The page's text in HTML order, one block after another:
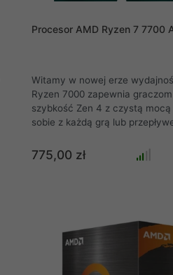
Procesor AMD Ryzen 7 7700
Witamy w nowej erze
Ryzen 7000 zapewnia
szybkość Zen 4 z czystą mocą
sobie z każdą grą lub
zaawansowany na świecie
komputerów PC dla graczy i
minimalnie niższe taktowanie
ale cechuje się przy tym
współczynnikiem TDP, który
na osiągane przez procesor
775,00 zł